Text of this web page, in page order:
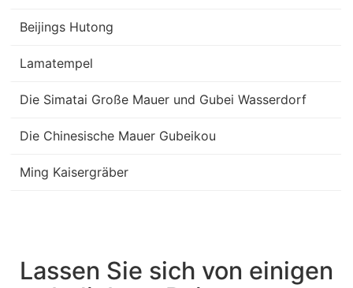
Beijings Hutong
Lamatempel
Die Simatai Große Mauer und Gubei Wasserdorf
Die Chinesische Mauer Gubeikou
Ming Kaisergräber
Lassen Sie sich von einigen